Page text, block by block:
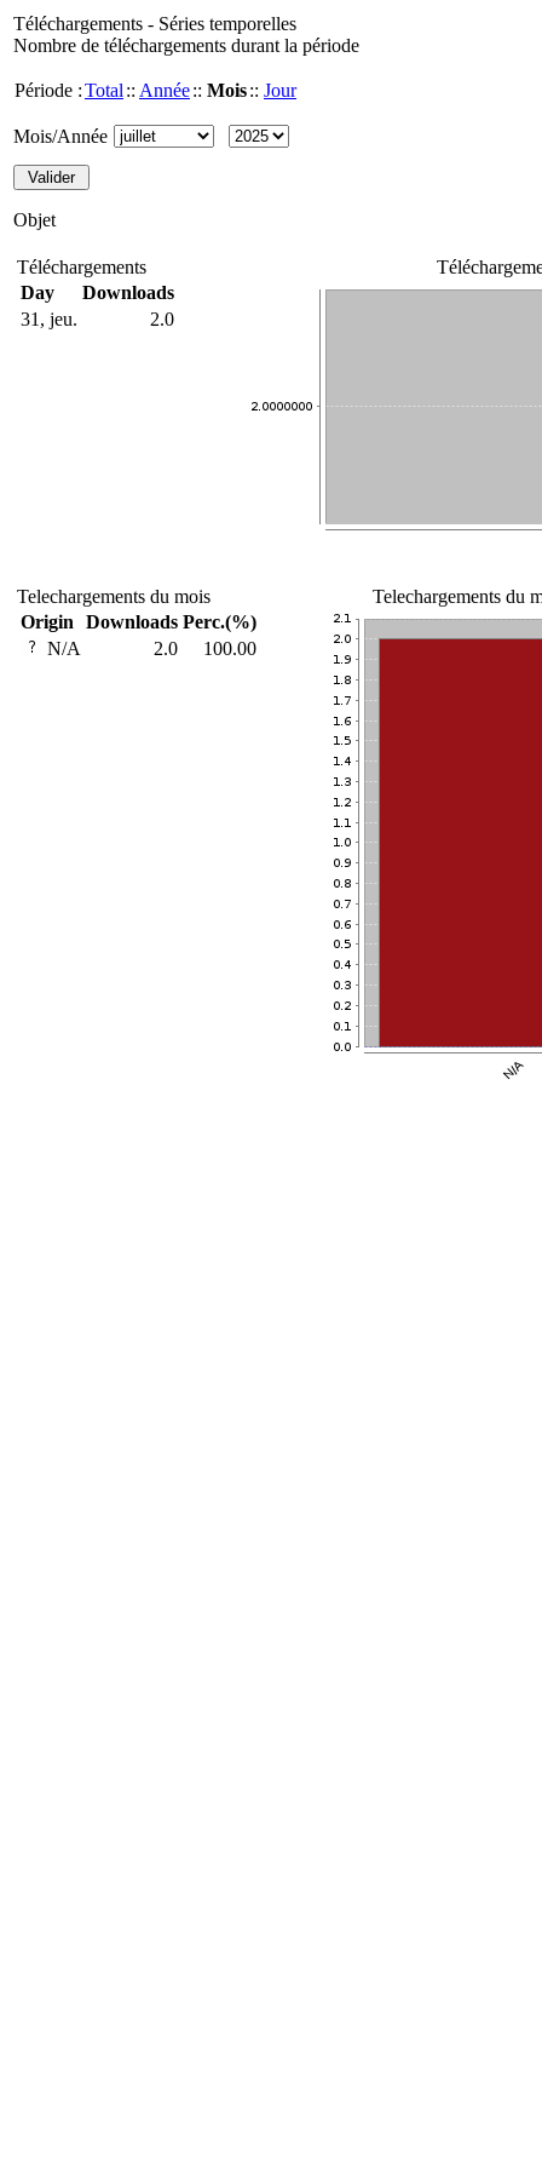
Téléchargements - Séries temporelles
Nombre de téléchargements durant la période
Période :Total :: Année:: Mois:: Jour
Mois/Année
Objet
Téléchargements
Day
Downloads
31, jeu.
2.0
Telechargements du mois
Origin
Downloads Perc.(%)
N/A
2.0 100.00
Telechargements du